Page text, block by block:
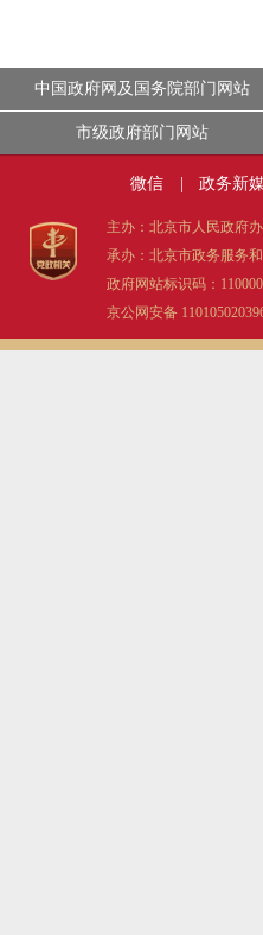
中国政府网及国务院部门网站
市级政府部门网站
微信 政务新
主办：北京市人民政府
承办：北京市政务服务
政府网站标识码：
京公网安备